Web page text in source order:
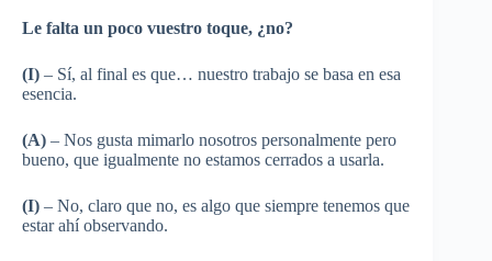
Le falta un poco vuestro toque, ¿no?
(I) – Sí, al final es que… nuestro trabajo se basa en esa
esencia.
(A) – Nos gusta mimarlo nosotros personalmente pero
bueno, que igualmente no estamos cerrados a usarla.
(I) – No, claro que no, es algo que siempre tenemos que
estar ahí observando.